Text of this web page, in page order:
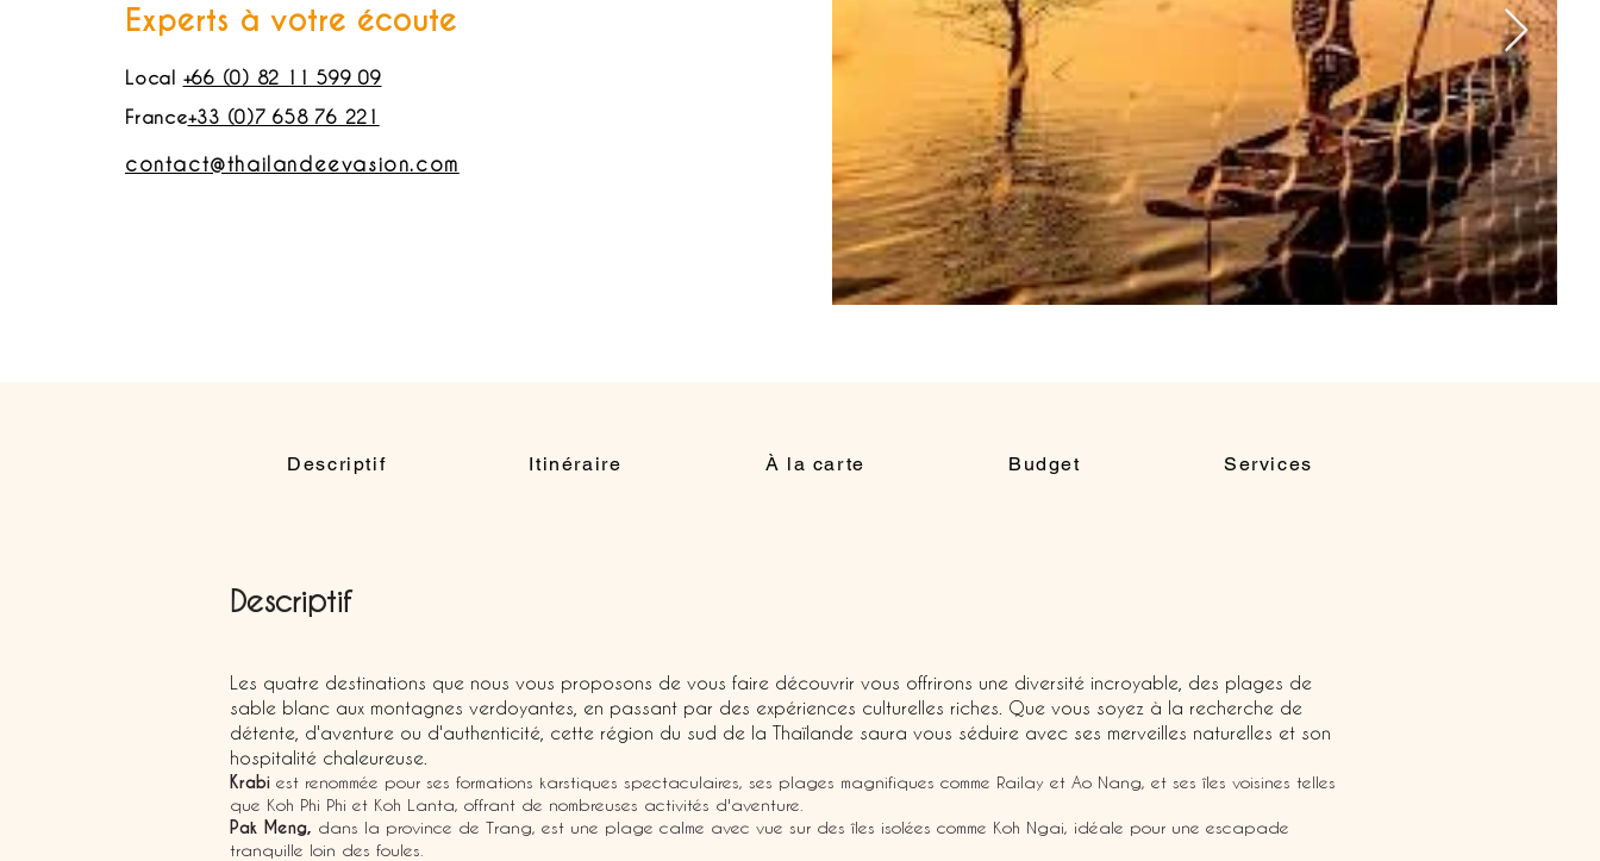
Experts à votre écoute
Local +66 (0) 82 11 599 09
France+33 (0)7 658 76 221
contact@thailandeevasion.com
Descriptif Itinéraire À la carte Budget Services
Descriptif
Les quatre destinations que nous vous proposons de vous faire découvrir vous offrirons une diversité incroyable, des plages de
sable blanc aux montagnes verdoyantes, en passant par des expériences culturelles riches. Que vous soyez à la recherche de
détente, d'aventure ou d'authenticité, cette région du sud de la Thaïlande saura vous séduire avec ses merveilles naturelles et son
hospitalité chaleureuse.
Krabi est renommée pour ses formations karstiques spectaculaires, ses plages magnifiques comme Railay et Ao Nang, et ses îles voisines telles
que Koh Phi Phi et Koh Lanta, offrant de nombreuses activités d'aventure.
Pak Meng, dans la province de Trang, est une plage calme avec vue sur des îles isolées comme Koh Ngai, idéale pour une escapade
tranquille loin des foules.